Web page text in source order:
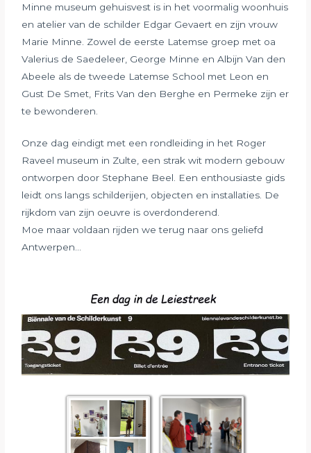
Minne museum gehuisvest is in het voormalig woonhuis
en atelier van de schilder Edgar Gevaert en zijn vrouw
Marie Minne. Zowel de eerste Latemse groep met oa
Valerius de Saedeleer, George Minne en Albijn Van den
Abeele als de tweede Latemse School met Leon en
Gust De Smet, Frits Van den Berghe en Permeke zijn er
te bewonderen.
Onze dag eindigt met een rondleiding in het Roger
Raveel museum in Zulte, een strak wit modern gebouw
ontworpen door Stephane Beel. Een enthousiaste gids
leidt ons langs schilderijen, objecten en installaties. De
rijkdom van zijn oeuvre is overdonderend.
Moe maar voldaan rijden we terug naar ons geliefd
Antwerpen…